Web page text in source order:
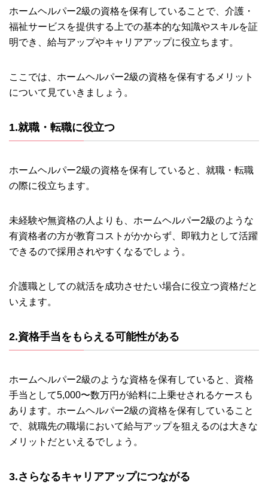
ホームヘルパー2級の資格を保有していることで、介護・
福祉サービスを提供する上での基本的な知識やスキルを証
明でき、給与アップやキャリアアップに役立ちます。
ここでは、ホームヘルパー2級の資格を保有するメリット
について見ていきましょう。
1.就職・転職に役立つ
ホームヘルパー2級の資格を保有していると、就職・転職
の際に役立ちます。
未経験や無資格の人よりも、ホームヘルパー2級のような
有資格者の方が教育コストがかからず、即戦力として活躍
できるので採用されやすくなるでしょう。
介護職としての就活を成功させたい場合に役立つ資格だと
いえます。
2.資格手当をもらえる可能性がある
ホームヘルパー2級のような資格を保有していると、資格
手当として5,000〜数万円が給料に上乗せされるケースも
あります。ホームヘルパー2級の資格を保有していること
で、就職先の職場において給与アップを狙えるのは大きな
メリットだといえるでしょう。
3.さらなるキャリアアップにつながる